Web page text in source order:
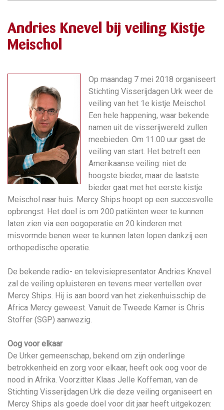
Andries Knevel bij veiling Kistje
Meischol
Op maandag 7 mei 2018 organiseert
Stichting Visserijdagen Urk weer de
veiling van het 1e kistje Meischol.
Een hele happening, waar bekende
namen uit de visserijwereld zullen
meebieden. Om 11.00 uur gaat de
veiling van start. Het betreft een
Amerikaanse veiling: niet de
hoogste bieder, maar de laatste
bieder gaat met het eerste kistje
Meischol naar huis. Mercy Ships hoopt op een succesvolle
opbrengst. Het doel is om 200 patiënten weer te kunnen
laten zien via een oogoperatie en 20 kinderen met
misvormde benen weer te kunnen laten lopen dankzij een
orthopedische operatie.
De bekende radio- en televisiepresentator Andries Knevel
zal de veiling opluisteren en tevens meer vertellen over
Mercy Ships. Hij is aan boord van het ziekenhuisschip de
Africa Mercy geweest. Vanuit de Tweede Kamer is Chris
Stoffer (SGP) aanwezig.
Oog voor elkaar
De Urker gemeenschap, bekend om zijn onderlinge
betrokkenheid en zorg voor elkaar, heeft ook oog voor de
nood in Afrika. Voorzitter Klaas Jelle Koffeman, van de
Stichting Visserijdagen Urk die deze veiling organiseert en
Mercy Ships als goede doel voor dit jaar heeft uitgekozen: